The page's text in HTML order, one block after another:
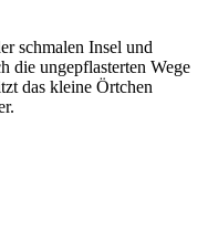
schmalen Insel und
die ungepflasterten Wege
das kleine Örtchen